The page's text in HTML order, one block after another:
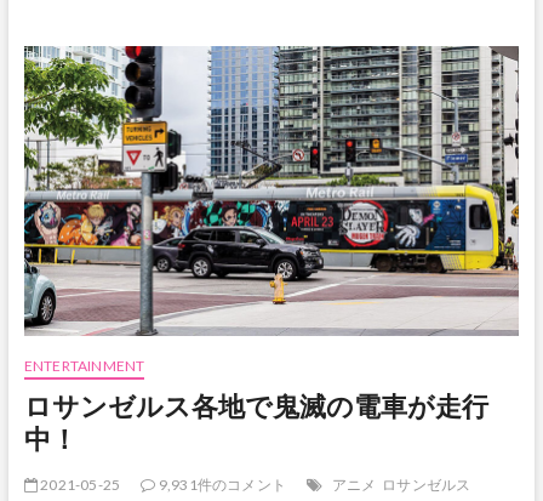
之、
ハ
リ
ウ
ッ
ド
発
時
代
劇
「将
軍」
に
主
要
キ
ャ
出
ENTERTAINMENT
ロサンゼルス各地で鬼滅の電車が走行
中！
2021-05-25 9,931件のコメント アニメ ロサンゼルス